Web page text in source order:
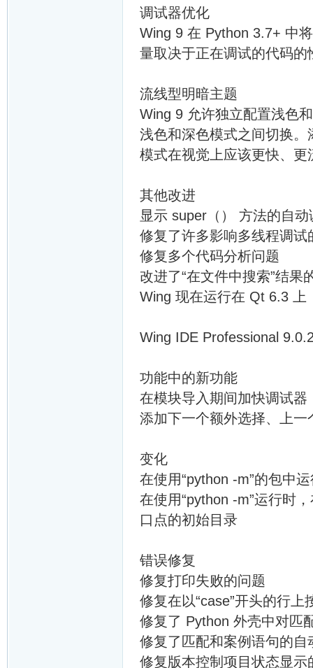
调试器优化
Wing 9 在 Python 3.7+ 中
量取决于正在调试的代码
流线型明暗主题
Wing 9 允许独立配置浅色
浅色和深色模式之间切换。
模式在视觉上应该更快、更
其他改进
显示 super（） 方法的自动
修复了许多影响多线程调试
修复多个代码分析问题
改进了“在文件中搜索”结果
Wing 现在运行在 Qt 6.3 上
Wing IDE Professional
功能中的新功能
在模块导入期间加快调试器
添加下一个额外选择、上
变化
在使用“python -m”的包中
在使用“python -m”运行时
口点的初始目录
错误修复
修复打印失败的问题
修复在以“case”开头的行
修复了 Python 外壳中对匹
修复了匹配和案例语句的自
修复版本控制项目状态显示